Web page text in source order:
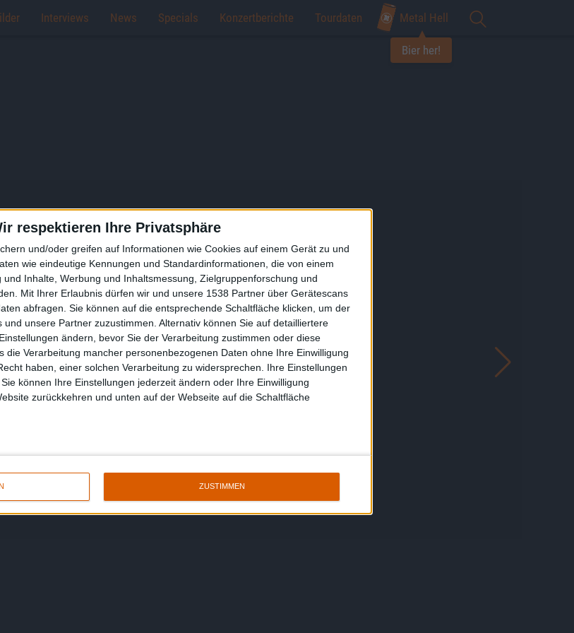
respektieren Ihre Privatsphäre
und/oder greifen auf Informationen wie Cookies auf einem Gerät zu und
wie eindeutige Kennungen und Standardinformationen, die von einem
Inhalte, Werbung und Inhaltsmessung, Zielgruppenforschung und
Mit Ihrer Erlaubnis dürfen wir und unsere 1538 Partner über Gerätescans
abfragen. Sie können auf die entsprechende Schaltfläche klicken, um der
unsere Partner zuzustimmen. Alternativ können Sie auf detailliertere
ändern, bevor Sie der Verarbeitung zustimmen oder diese
die Verarbeitung mancher personenbezogenen Daten ohne Ihre Einwilligung
haben, einer solchen Verarbeitung zu widersprechen. Ihre Einstellungen
können Ihre Einstellungen jederzeit ändern oder Ihre Einwilligung
zurückkehren und unten auf der Webseite auf die Schaltfläche
ZUSTIMMEN
Interviews News Specials Konzertberichte Tourdaten Metal Hell
Bier her!